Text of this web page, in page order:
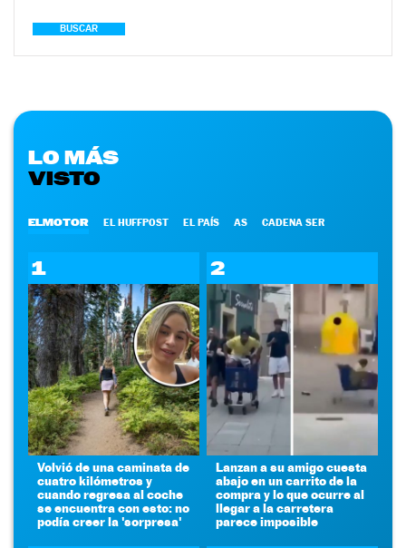
BUSCAR
LO MÁS
VISTO
ELMOTOR EL HUFFPOST EL PAÍS AS CADENA SER
1
Volvió de una caminata de
cuatro kilómetros y
cuando regresa al coche
se encuentra con esto: no
podía creer la 'sorpresa'
2
Lanzan a su amigo cuesta
abajo en un carrito de la
compra y lo que ocurre al
llegar a la carretera
parece imposible